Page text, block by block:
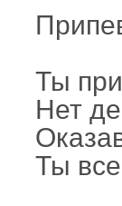
Ты
Нет
Ты